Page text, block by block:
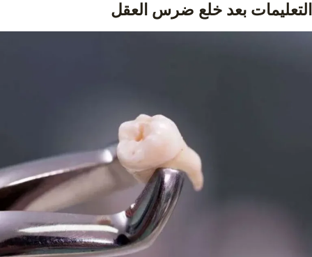
التعليمات بعد خلع ضرس العقل